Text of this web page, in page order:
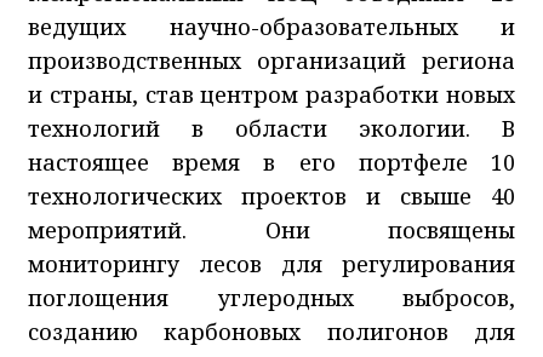
ведущих научно-образовательных и
производственных организаций региона
и страны, став центром разработки новых
технологий в области экологии. В
настоящее время в его портфеле 10
технологических проектов и свыше 40
мероприятий. Они посвящены
мониторингу лесов для регулирования
поглощения углеродных выбросов,
созданию карбоновых полигонов для